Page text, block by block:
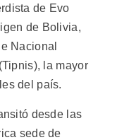
de Evo
de Bolivia,
Nacional
la mayor
del país.
desde las
sede de